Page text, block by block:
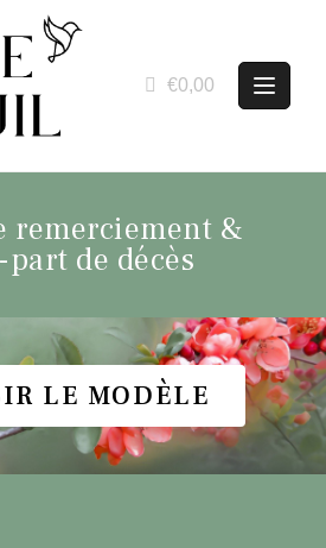
€0,00
remerciement &
de décès
LE MODÈLE